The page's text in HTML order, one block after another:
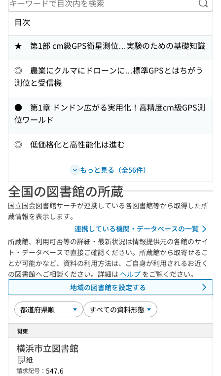
キ
目次
★ 第1部 cm級GPS衛星測位…実験のための基礎知識
◎ 農業にクルマにドローンに…標準GPSとはちがう
測位と受信機
● 第1章 ドンドン広がる実用化！高精度cm級GPS測
位ワールド
◎ 低価格化と高性能化は進む
もっと見る（全56件）
全国の図書館の所蔵
国立国会図書館サーチが連携している各図書館等から取得した所
蔵情報を表示します。
連携している機関・データベースの一覧
所蔵館、利用可否等の詳細・最新状況は情報提供元の各館のサイ
ト・データベースで直接ご確認ください。所蔵館から取寄せるこ
とが可能かなど、資料の利用方法は、ご自身が利用されるお近く
の図書館へご相談ください。詳細は ヘルプ をご覧ください。
地域の図書館を設定する
関東
横浜市立図書館
紙
請求記号： 547.6